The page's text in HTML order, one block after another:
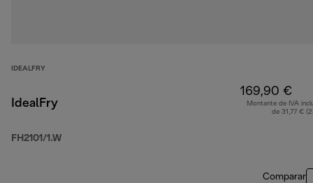
IDEALFRY
IdealFry
FH2101/1.W
169,90 €
Montante de IVA
de 31,77 €
Comparar